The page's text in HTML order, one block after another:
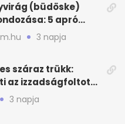
(büdöske)
5 apró
virágzásért
3 napja
száraz trükk:
az izzadságfoltot
a matracról
3 napja